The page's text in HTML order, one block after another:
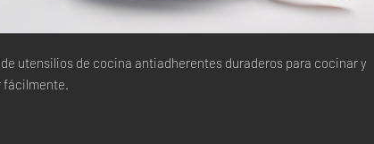
utensilios de cocina antiadherentes duraderos para cocinar y
fácilmente.